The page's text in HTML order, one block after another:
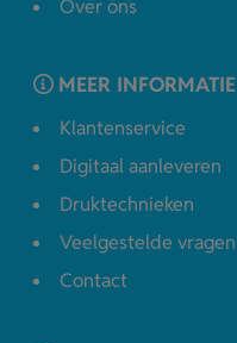
Over ons
MEER INFORMATIE
Klantenservice
Digitaal aanleveren
Druktechnieken
Veelgestelde vragen
Contact